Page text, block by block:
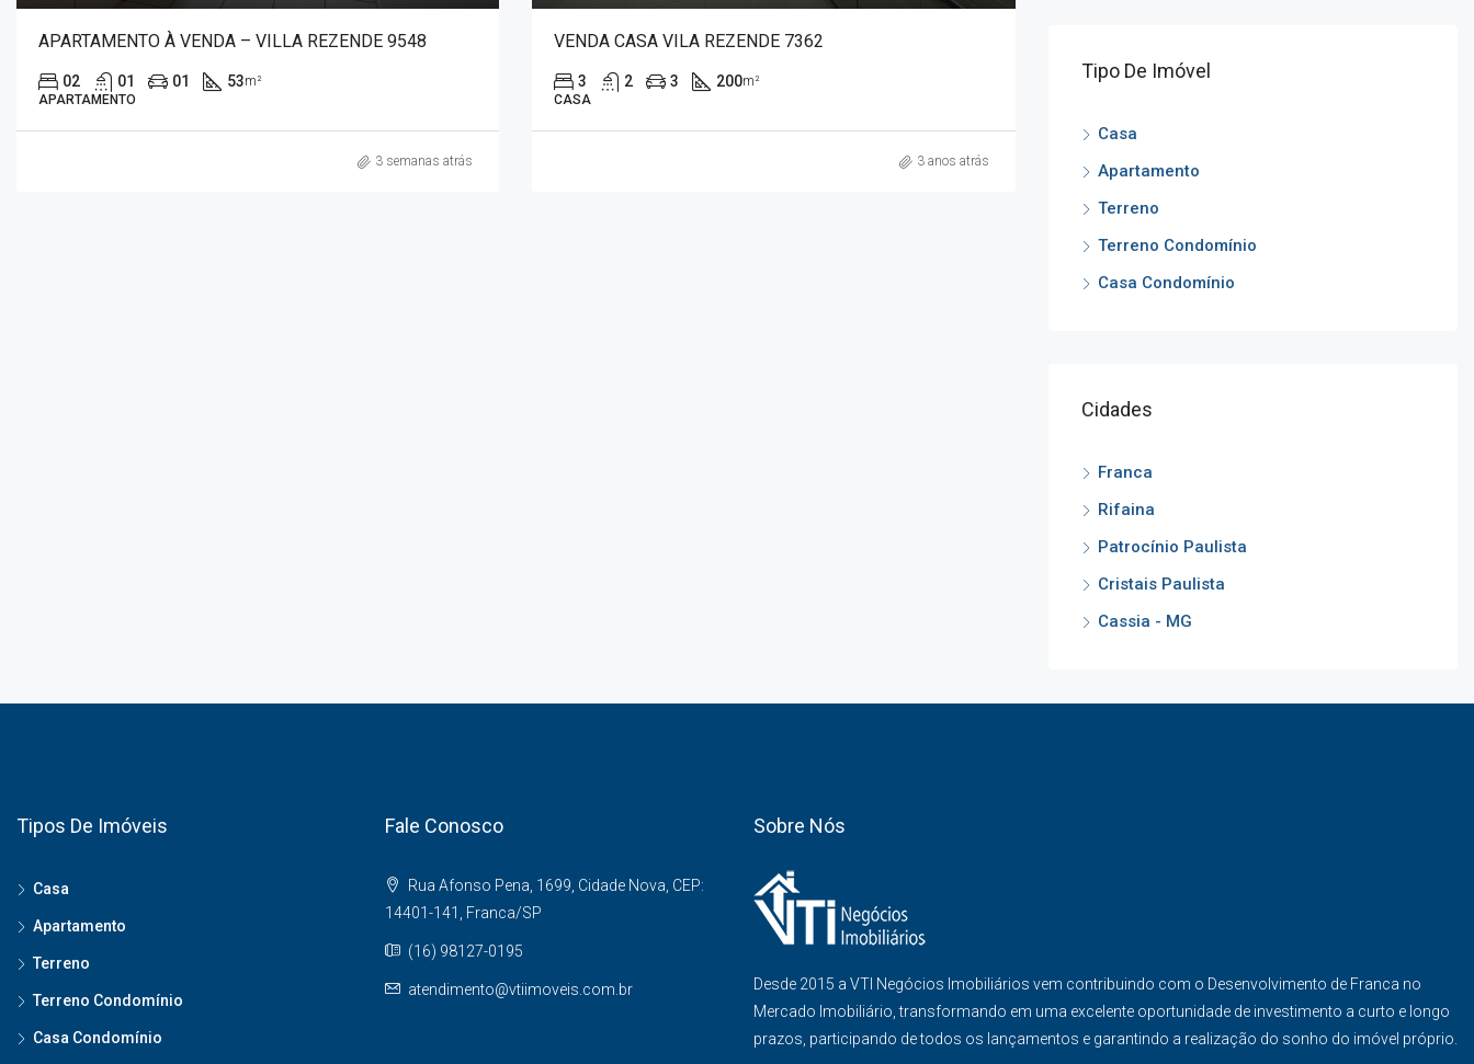
APARTAMENTO À VENDA – VILLA REZENDE 9548
02 01 01 53m²
APARTAMENTO
3 semanas atrás
VENDA CASA VILA REZENDE 7362
3 2 3 200m²
CASA
3 anos atrás
Tipo De Imóvel
Casa
Apartamento
Terreno
Terreno Condomínio
Casa Condomínio
Cidades
Franca
Rifaina
Patrocínio Paulista
Cristais Paulista
Cassia - MG
Tipos De Imóveis
Casa
Apartamento
Terreno
Terreno Condomínio
Casa Condomínio
Fale Conosco
Rua Afonso Pena, 1699, Cidade Nova, CEP:
14401-141, Franca/SP
(16) 98127-0195
atendimento@vtiimoveis.com.br
Sobre Nós
Desde 2015 a VTI Negócios Imobiliários vem contribuindo com o Desenvolvimento de Franca no
Mercado Imobiliário, transformando em uma excelente oportunidade de investimento a curto e longo
prazos, participando de todos os lançamentos e garantindo a realização do sonho do imóvel próprio.